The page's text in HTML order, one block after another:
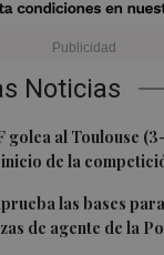
Noticias
golea al Toulouse
de la
las bases
de agente de la